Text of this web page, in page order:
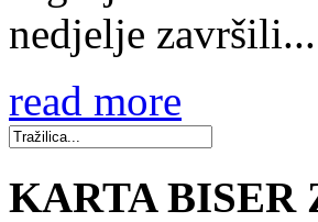
nedjelje završili...
read more
KARTA BISER